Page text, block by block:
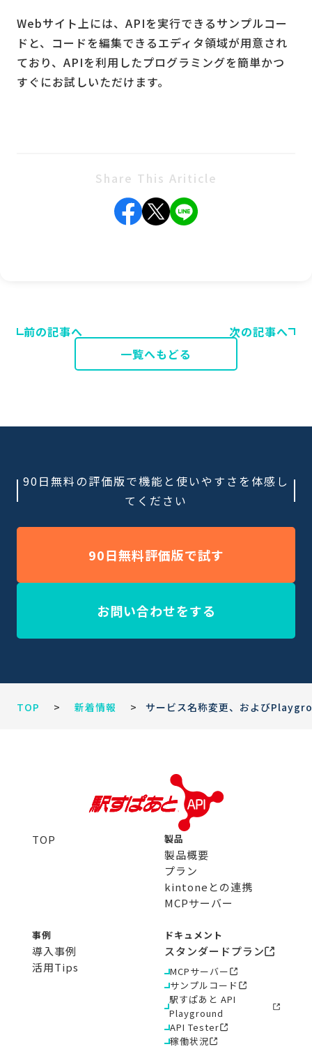
Webサイト上には、APIを実行できるサンプルコー
ドと、コードを編集できるエディタ領域が用意され
ており、APIを利用したプログラミングを簡単かつ
すぐにお試しいただけます。
Share This Ariticle
前の記事へ
一覧へもどる
次の記事へ
90日無料の評価版で機能と使いやすさを体感し
てください
90日無料評価版で試す
お問い合わせをする
TOP > 新着情報 > サービス名称変更、および
TOP 製品
製品概要
プラン
kintoneとの連携
MCPサーバー
事例
導入事例
活用Tips
ドキュメント
スタンダードプラン
MCPサーバー
サンプルコード
駅すぱあと API
Playground
API Tester
稼働状況